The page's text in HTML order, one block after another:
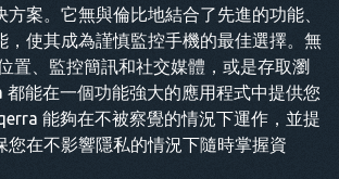
案。它無與倫比地結合了先進的功能、
，使其成為謹慎監控手機的最佳選擇。無
置、監控簡訊和社交媒體，或是存取瀏
都能在一個功能強大的應用程式中提供您
能夠在不被察覺的情況下運作，並提
您在不影響隱私的情況下隨時掌握資